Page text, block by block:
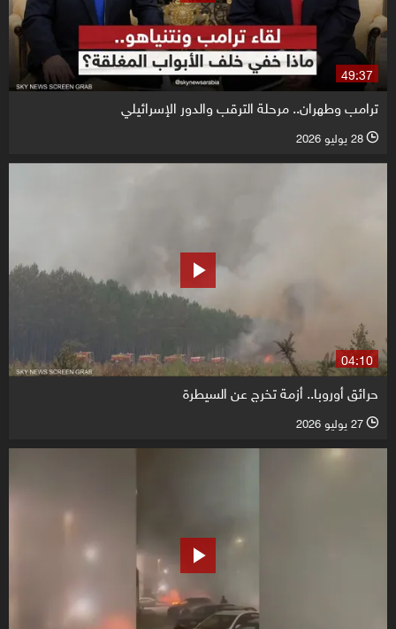
49:37
ترامب وطهران.. مرحلة الترقب والدور الإسرائيلي
l 28 يوليو 2026
04:10
حرائق أوروبا.. أزمة تخرج عن السيطرة
l 27 يوليو 2026